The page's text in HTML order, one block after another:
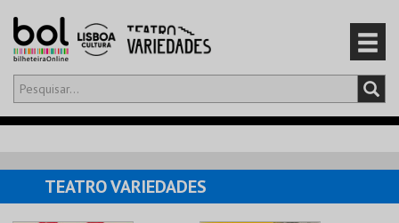
Olá,iniciar sessão
CARRINHO
EVENTOS
TEATRO VARIEDADES